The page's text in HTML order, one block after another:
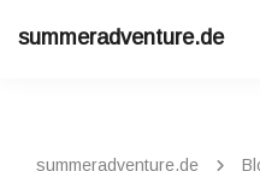
summeradventure.de
summeradventure.de